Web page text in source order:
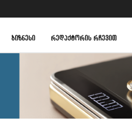
ᲑᲘᲖᲜᲔᲡᲘ ᲠᲔᲓᲐᲥᲢᲝᲠᲘᲡ ᲠᲩᲔᲕᲘᲗ